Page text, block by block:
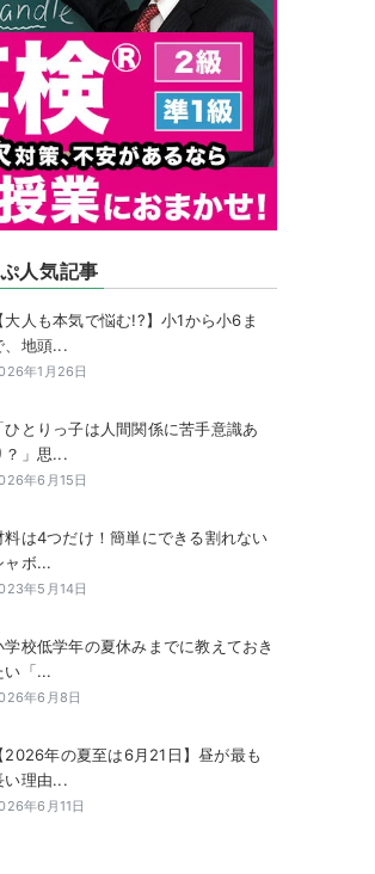
人気記事
【大人も本気で悩む!?】小1から小6ま
、地頭...
年1月26日
ひとりっ子は人間関係に苦手意識あ
？」思...
年6月15日
料は4つだけ！簡単にできる割れない
ャボ...
年5月14日
学校低学年の夏休みまでに教えておき
い「...
年6月8日
【2026年の夏至は6月21日】昼が最も
い理由...
年6月11日